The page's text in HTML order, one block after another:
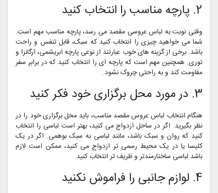
2. پارچه مناسب را انتخاب کنید
وقتی نوبت به لباس عروسی مقصد می رسد، پارچه مناسب مهم است.
شما می خواهید چیزی را انتخاب کنید که سبک، قابل تنفس و راحت
باشد. برخی از گزینه های خوب عبارتند از نوعی پارچه ابریشمی، ارگانزا و
توری. همچنین مهم است که پارچه ای را انتخاب کنید که در برابر سفر
مقاومت کند و به راحتی چروک نشود.
3. در مورد محل برگزاری خود فکر کنید
هنگام انتخاب لباس عروس مقصد مناسب، باید محل برگزاری خود را در
نظر بگیرید. اگر در ساحل ازدواج می کنید، بهتر است لباسی را انتخاب
کنید که روان و سبک باشد، مانند لباسی به سبک بوهمی. اگر در یک
کلیسا یا در یک محیط رسمی تر ازدواج می کنید، ممکن است لازم
باشد لباسی ساختارمندتر و ظریف تر انتخاب کنید.
4. لوازم جانبی را فراموش نکنید